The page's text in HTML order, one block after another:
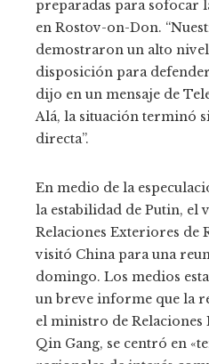
preparadas para sofocar
en Rostov-on-Don.
demostraron un alto
disposición para
dijo en un mensaje de
Alá, la situación terminó
directa”.
En medio de la
la estabilidad de Putin, el
Relaciones Exteriores de
visitó China para una
domingo. Los medios
un breve informe que la
el ministro de Relaciones
Qin Gang, se centró en